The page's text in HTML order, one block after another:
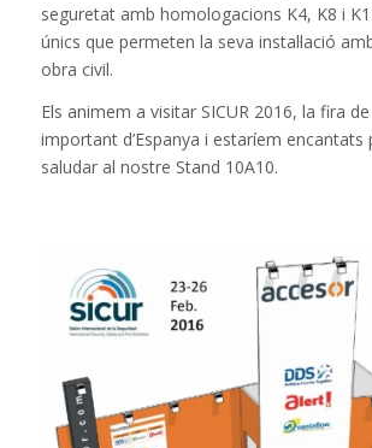
seguretat amb homologacions K4, K8 i
únics que permeten la seva instal·lació
obra civil.
Els animem a visitar SICUR 2016, la fira
important d’Espanya i estaríem encantats
saludar al nostre Stand 10A10.